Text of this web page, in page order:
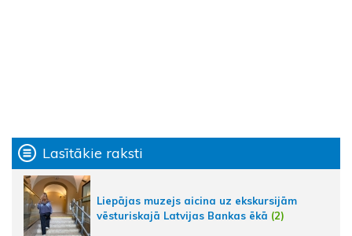
Lasītākie raksti
Liepājas muzejs aicina uz ekskursijām
vēsturiskajā Latvijas Bankas ēkā (2)